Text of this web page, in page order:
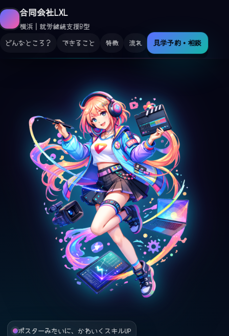
合同会社LXL
横浜｜就労継続支援B型
どんなところ？
できること 特徴 流れ 見学予約・相談
ポスターみたいに、かわいくスキルUP